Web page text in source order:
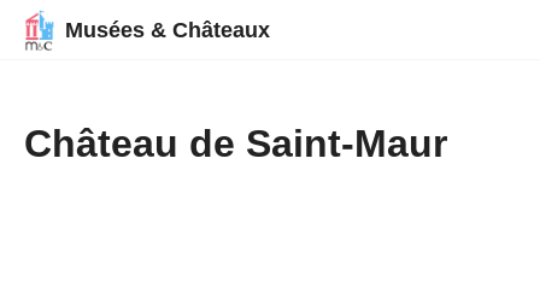
Musées & Châteaux
Château de Saint-Maur